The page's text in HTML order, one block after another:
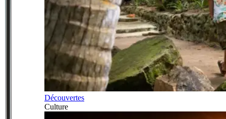
Découvertes
Culture